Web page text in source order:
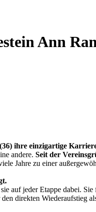
Ann
ihre einzigartige
andere. Seit der
Jahre zu einer
auf jeder Etappe dabei.
direkten